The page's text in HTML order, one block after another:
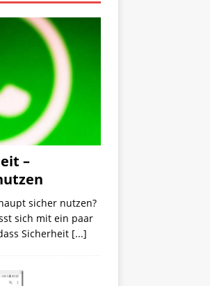
–
sicher nutzen?
sich mit ein paar
Sicherheit [...]